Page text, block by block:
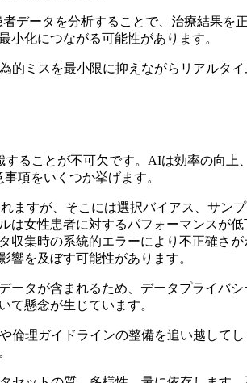
データを分析することで、治療結果を
化につながる可能性があります。
的ミスを最小限に抑えながらリアルタ
ることが不可欠です。AIは効率の向上
項をいくつか挙げます。
ますが、そこには選択バイアス、サン
女性患者に対するパフォーマンスが
集時の系統的エラーにより不正確さ
を及ぼす可能性があります。
ータが含まれるため、データプライバ
て懸念が生じています。
倫理ガイドラインの整備を追い越して